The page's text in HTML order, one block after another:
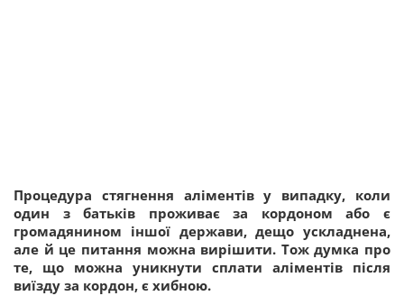
Процедура стягнення аліментів у випадку, коли
один з батьків проживає за кордоном або є
громадянином іншої держави, дещо ускладнена,
але й це питання можна вирішити. Тож думка про
те, що можна уникнути сплати аліментів після
виїзду за кордон, є хибною.